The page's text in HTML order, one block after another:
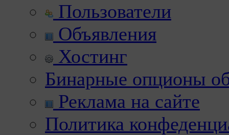
Пользователи
Объявления
Хостинг
Бинарные опционы
Реклама на сайте
Политика